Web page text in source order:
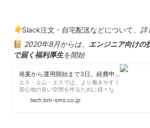
👇Slack注文・自宅配送などについて、 詳
📔 2020年8月からは、 エンジニア向けの
で届く福利厚生を開始
発案から運用開始まで3日。経費申請も出社も不要、技術書が自宅に届くデリバリー制度をスタートしました - エス・エム・エス エンジニア テックブログ
エス・エム・エスでは、より働きやすく
居心地の良い空間を作るために様々な
社内制度を提供しています。2020年8
月からは、 エンジニア向けの技術書が
tech.bm-sms.co.jp